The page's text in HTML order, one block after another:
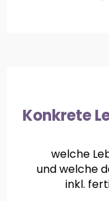
Konkrete
welche
und welche
inkl.